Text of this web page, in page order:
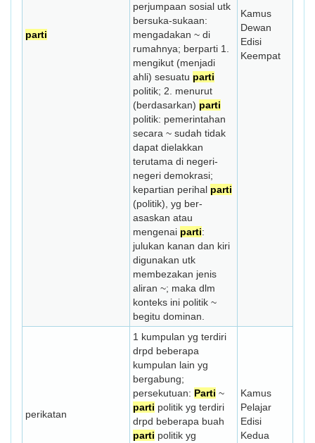
parti
perjumpaan sosial utk
bersuka-sukaan:
mengadakan ~ di
rumahnya; berparti 1.
mengikut (menjadi
ahli) sesuatu parti
politik; 2. menurut
(berdasarkan) parti
politik: pemerintahan
secara ~ sudah tidak
dapat dielakkan
terutama di negeri-
negeri demokrasi;
kepartian perihal parti
(politik), yg ber­
asaskan atau
mengenai parti:
julukan kanan dan kiri
digunakan utk
membezakan jenis
aliran ~; maka dlm
konteks ini politik ~
begitu dominan.
Kamus
Dewan
Edisi
Keempat
perikatan
1 kumpulan yg terdiri
drpd beberapa
kumpulan lain yg
bergabung;
persekutuan: Parti ~
parti politik yg terdiri
drpd beberapa buah
parti politik yg
Kamus
Pelajar
Edisi
Kedua